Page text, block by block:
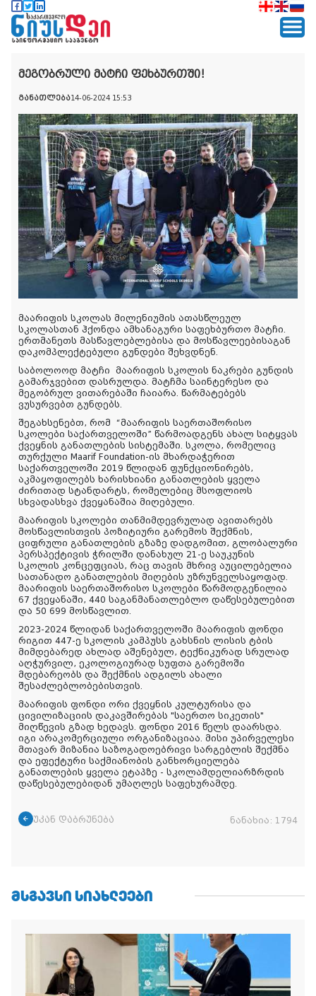
მეგობრული მატჩი ფეხბურთში!
განათლება14-06-2024 15:53
მაარიფის სკოლას მილენიუმის ათასწლეულ
სკოლასთან ჰქონდა ამხანაგური საფეხბურთო მატჩი.
ერთმანეთს მასწავლებლებისა და მოსწავლეებისაგან
დაკომპლექტებული გუნდები შეხვდნენ.
საბოლოოდ მატჩი მაარიფის სკოლის ნაკრები გუნდის
გამარჯვებით დასრულდა. მატჩმა საინტერესო და
მეგობრულ ვითარებაში ჩაიარა. წარმატებებს
ვუსურვებთ გუნდებს.
შეგახსენებთ, რომ “მაარიფის საერთაშორისო
სკოლები საქართველოში” წარმოადგენს ახალ სიტყვას
ქვეყნის განათლების სისტემაში. სკოლა, რომელიც
თურქული Maarif Foundation-ის მხარდაჭერით
საქართველოში 2019 წლიდან ფუნქციონირებს,
აკმაყოფილებს ხარისხიანი განათლების ყველა
ძირითად სტანდარტს, რომელებიც მსოფლიოს
სხვადასხვა ქვეყანაშია მიღებული.
მაარიფის სკოლები თანმიმდევრულად ავითარებს
მოსწავლისთვის პოზიტიური გარემოს შექმნის,
ციფრული განათლების გზაზე დადგომით, გლობალური
პერსპექტივის ჭრილში დანახულ 21-ე საუკუნის
სკოლის კონცეფციას, რაც თავის მხრივ აუცილებელია
სათანადო განათლების მიღების უზრუნველსაყოფად.
მაარიფის საერთაშორისო სკოლები წარმოდგენილია
67 ქვეყანაში, 440 საგანმანათლებლო დაწესებულებით
და 50 699 მოსწავლით.
2023-2024 წლიდან საქართველოში მაარიფის ფონდი
რიგით 447-ე სკოლის კამპუსს გახსნის ლისის ტბის
მიმდებარედ ახლად აშენებულ, ტექნიკურად სრულად
აღჭურვილ, ეკოლოგიურად სუფთა გარემოში
მდებარეობს და შექმნის ადგილს ახალი
შესაძლებლობებისთვის.
მაარიფის ფონდი ორი ქვეყნის კულტურისა და
ცივილიზაციის დაკავშირებას "საერთო სიკეთის"
მიღწევის გზად ხედავს. ფონდი 2016 წელს დაარსდა.
იგი არაკომერციული ორგანიზაციაა. მისი უპირველესი
მთავარ მიზანია საზოგადოებრივი სარგებლის შექმნა
და ეფექტური საქმიანობის განხორციელება
განათლების ყველა ეტაპზე - სკოლამდელიარზრდის
დაწესებულებიდან უმაღლეს საფეხურამდე.
უკან დაბრუნება ნანახია: 1794
ᲛᲡᲒᲐᲕᲡᲘ ᲡᲘᲐᲮᲚᲔᲔᲑᲘ